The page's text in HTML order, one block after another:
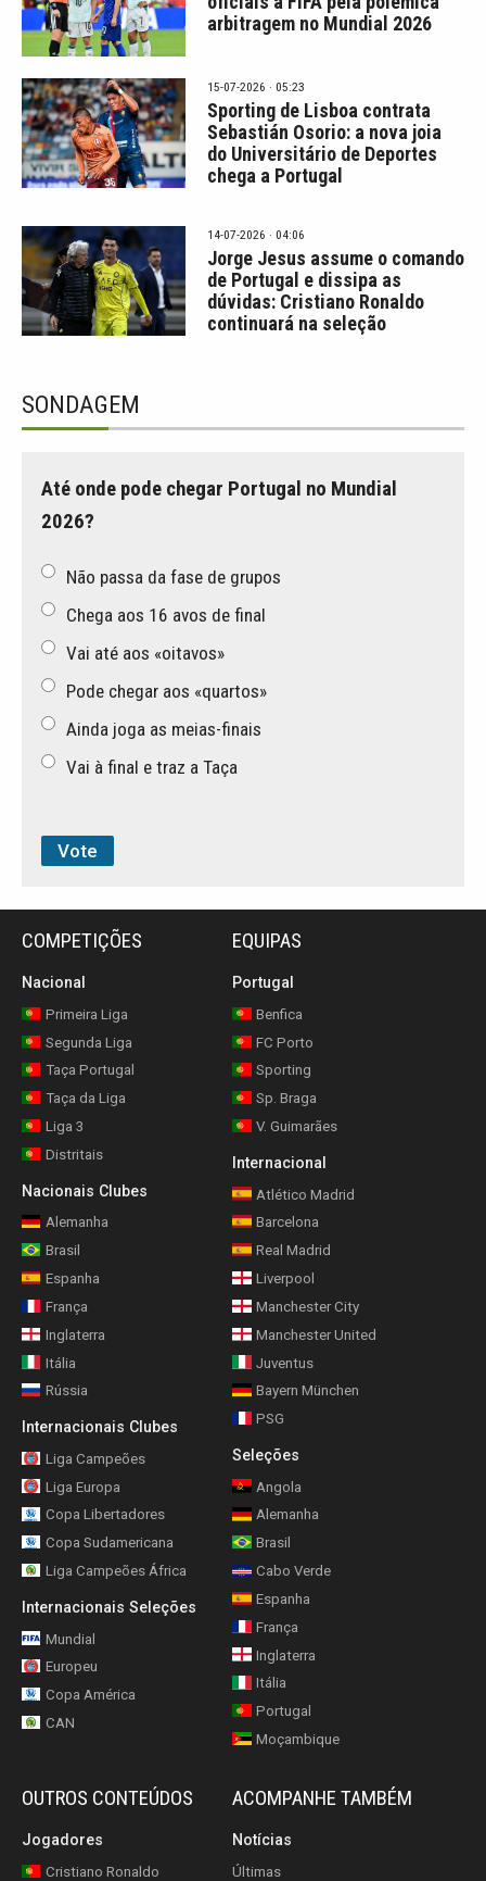
arbitragem no Mundial 2026
15-07-2026 · 05:23
Sporting de Lisboa contrata
Sebastián Osorio: a nova joia
do Universitário de Deportes
chega a Portugal
14-07-2026 · 04:06
Jorge Jesus assume o comando
de Portugal e dissipa as
dúvidas: Cristiano Ronaldo
continuará na seleção
SONDAGEM
Até onde pode chegar Portugal no Mundial
2026?
Não passa da fase de grupos
Chega aos 16 avos de final
Vai até aos «oitavos»
Pode chegar aos «quartos»
Ainda joga as meias-finais
Vai à final e traz a Taça
COMPETIÇÕES
Nacional
Primeira Liga
Segunda Liga
Taça Portugal
Taça da Liga
Liga 3
Distritais
Nacionais Clubes
Alemanha
Brasil
Espanha
França
Inglaterra
Itália
Rússia
Internacionais Clubes
Liga Campeões
Liga Europa
Copa Libertadores
Copa Sudamericana
Liga Campeões África
Internacionais Seleções
Mundial
Europeu
Copa América
CAN
EQUIPAS
Portugal
Benfica
FC Porto
Sporting
Sp. Braga
V. Guimarães
Internacional
Atlético Madrid
Barcelona
Real Madrid
Liverpool
Manchester City
Manchester United
Juventus
Bayern München
PSG
Seleções
Angola
Alemanha
Brasil
Cabo Verde
Espanha
França
Inglaterra
Itália
Portugal
Moçambique
OUTROS CONTEÚDOS
Jogadores
Cristiano Ronaldo
ACOMPANHE TAMBÉM
Notícias
Últimas